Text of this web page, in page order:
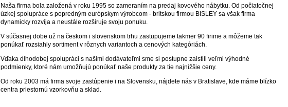
Naša firma bola založená v roku 1995 so zameraním na predaj kovového nábytku. Od počiatočnej
úzkej spolupráce s popredným európskym výrobcom - britskou firmou BISLEY sa však firma
dynamicky rozvíja a neustále rozširuje svoju ponuku.
V súčasnej dobe už na českom i slovenskom trhu zastupujeme takmer 90 firime a môžeme tak
ponúkať rozsiahly sortiment v rôznych variantoch a cenových kategóriách.
Vďaka dlhodobej spolupráci s našimi dodávateľmi sme si postupne zaistili veľmi výhodné
podmienky, ktoré nám umožňujú ponúkať naše produkty za tie najnižšie ceny.
Od roku 2003 má firma svoje zastúpenie i na Slovensku, nájdete nás v Bratislave, kde máme blízko
centra priestornú vzorkovňu a sklad.